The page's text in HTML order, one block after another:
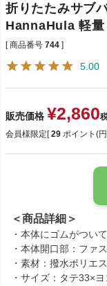
折りたたみサブ
HannaHula 軽
商品番号 744
5.00
販売価格 ¥2,860
会員様限定[ 29 ポイント(
＜商品詳細＞
・本体にゴムがつい
・本体開口部：ファ
・素材：撥水ポリエ
・サイズ：タテ33×